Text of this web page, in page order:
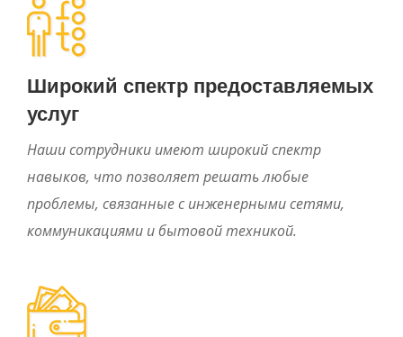
Широкий спектр предоставляемых
услуг
Наши сотрудники имеют широкий спектр
навыков, что позволяет решать любые
проблемы, связанные с инженерными сетями,
коммуникациями и бытовой техникой.